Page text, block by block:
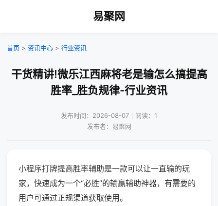
易聚网
首页 > 资讯中心 > 行业资讯
干货精讲!微乐江西麻将老是输怎么搞提高
胜率_胜负规律-行业资讯
发布时间：2026-08-07｜阅读：1
发布者：易聚网
小程序打牌提高胜率辅助是一款可以让一直输的玩
家，快速成为一个“必胜”的输赢辅助神器，有需要的
用户可通过正规渠道获取使用。